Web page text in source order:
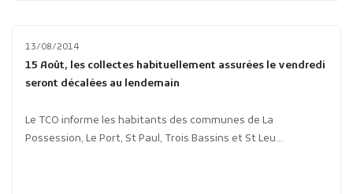
13/08/2014
15 Août, les collectes habituellement assurées le vendredi
seront décalées au lendemain
Le TCO informe les habitants des communes de La
Possession, Le Port, St Paul, Trois Bassins et St Leu...